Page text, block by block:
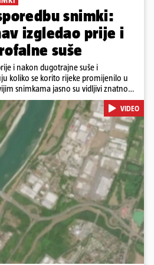
snimki:
izgledao prije i
suše
i nakon dugotrajne suše i
koliko se korito rijeke promijenilo u
snimkama jasno su vidljivi znatno
vodene površine, što svjedoči o
Promjene su zabilježene duž cijelog
preko Slovačke, Hrvatske i Srbije, do
je tijekom ljeta 2025. i 2026.
sklopu programa Europske unije
videa...
VIDEO